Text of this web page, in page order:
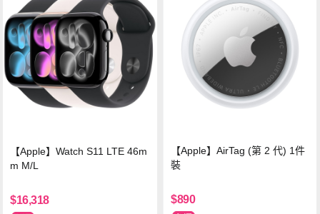
【Apple】Watch S11 LTE 46m
m M/L
$16,318
【Apple】AirTag (第 2 代) 1件
裝
$890